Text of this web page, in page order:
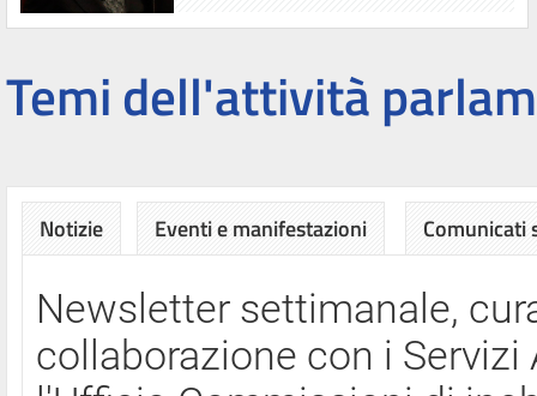
Temi dell'attività
Notizie Eventi e manifestazioni Comunicati
Newsletter settimanale,
collaborazione con i